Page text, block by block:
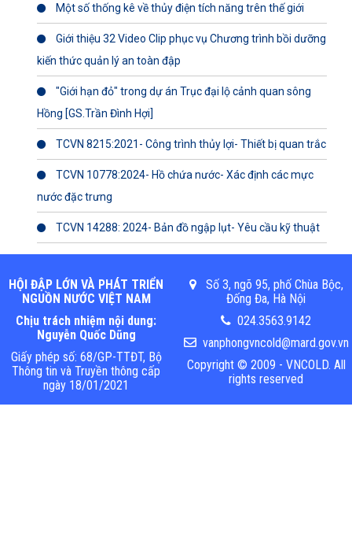
Một số thống kê về thủy điện tích năng trên thế giới
Giới thiệu 32 Video Clip phục vụ Chương trình bồi dưỡng
kiến thức quản lý an toàn đập
"Giới hạn đỏ" trong dự án Trục đại lộ cảnh quan sông
Hồng [GS.Trần Đình Hợi]
TCVN 8215:2021- Công trình thủy lợi- Thiết bị quan trắc
TCVN 10778:2024- Hồ chứa nước- Xác định các mực
nước đặc trưng
TCVN 14288: 2024- Bản đồ ngập lụt- Yêu cầu kỹ thuật
HỘI ĐẬP LỚN VÀ PHÁT TRIỂN
NGUỒN NƯỚC VIỆT NAM
Chịu trách nhiệm nội dung:
Nguyễn Quốc Dũng
Giấy phép số: 68/GP-TTĐT, Bộ
Thông tin và Truyền thông cấp
ngày 18/01/2021
Số 3, ngõ 95, phố Chùa Bộc,
Đống Đa, Hà Nội
024.3563.9142
vanphongvncold@mard.gov.vn
Copyright © 2009 - VNCOLD. All
rights reserved